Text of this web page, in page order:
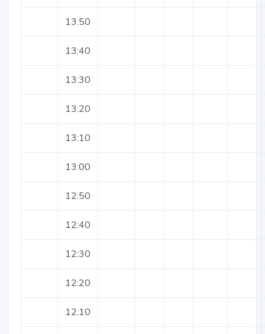
13:50
13:40
13:30
13:20
13:10
13:00
12:50
12:40
12:30
12:20
12:10